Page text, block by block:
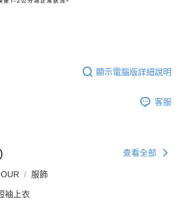
顯示電腦版詳細說明
客服
查看全部
服飾
袖上衣